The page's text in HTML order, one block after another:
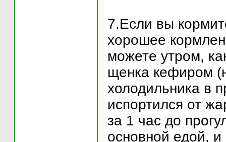
7.Если вы
хорошее
можете утром,
щенка кефиром
холодильника в
испортился от
за 1 час до
основной едой,